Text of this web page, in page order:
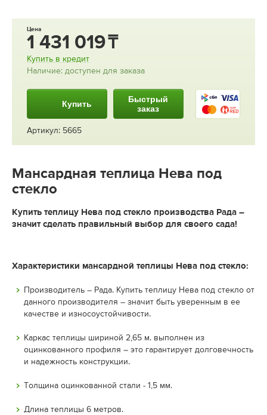
Цена
1 431 019
Купить в кредит
Наличие: доступен для заказа
Купить
Быстрый
заказ
Артикул: 5665
Мансардная теплица Нева под
стекло
Купить теплицу Нева под стекло производства Рада –
значит сделать правильный выбор для своего сада!
Характеристики мансардной теплицы Нева под стекло:
Производитель – Рада. Купить теплицу Нева под стекло от
данного производителя – значит быть уверенным в ее
качестве и износоустойчивости.
Каркас теплицы шириной 2,65 м. выполнен из
оцинкованного профиля – это гарантирует долговечность
и надежность конструкции.
Толщина оцинкованной стали - 1,5 мм.
Длина теплицы 6 метров.